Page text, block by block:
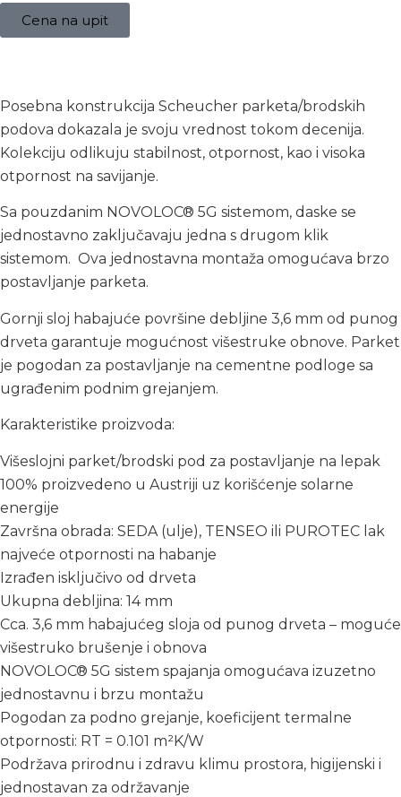
Cena na upit
Posebna konstrukcija Scheucher parketa/brodskih
podova dokazala je svoju vrednost tokom decenija.
Kolekciju odlikuju stabilnost, otpornost, kao i visoka
otpornost na savijanje.
Sa pouzdanim NOVOLOC® 5G sistemom, daske se
jednostavno zaključavaju jedna s drugom klik
sistemom. Ova jednostavna montaža omogućava brzo
postavljanje parketa.
Gornji sloj habajuće površine debljine 3,6 mm od punog
drveta garantuje mogućnost višestruke obnove. Parket
je pogodan za postavljanje na cementne podloge sa
ugrađenim podnim grejanjem.
Karakteristike proizvoda:
Višeslojni parket/brodski pod za postavljanje na lepak
100% proizvedeno u Austriji uz korišćenje solarne
energije
Završna obrada: SEDA (ulje), TENSEO ili PUROTEC lak
najveće otpornosti na habanje
Izrađen isključivo od drveta
Ukupna debljina: 14 mm
Cca. 3,6 mm habajućeg sloja od punog drveta – moguće
višestruko brušenje i obnova
NOVOLOC® 5G sistem spajanja omogućava izuzetno
jednostavnu i brzu montažu
Pogodan za podno grejanje, koeficijent termalne
otpornosti: RT = 0.101 m²K/W
Podržava prirodnu i zdravu klimu prostora, higijenski i
jednostavan za održavanje